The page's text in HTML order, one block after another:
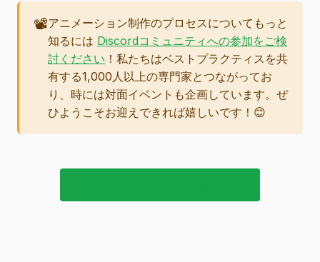
📽️アニメーション制作のプロセスについてもっと
知るには Discordコミュニティへの参加をご検
討ください ！私たちはベストプラクティスを共
有する1,000人以上の専門家とつながってお
り、時には対面イベントも企画しています。ぜ
ひようこそお迎えできれば嬉しいです！😊